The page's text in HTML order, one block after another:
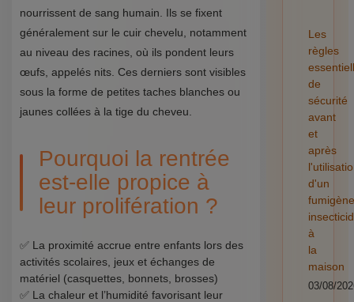
nourrissent de sang humain. Ils se fixent
généralement sur le cuir chevelu, notamment
au niveau des racines, où ils pondent leurs
œufs, appelés nits. Ces derniers sont visibles
sous la forme de petites taches blanches ou
jaunes collées à la tige du cheveu.
Pourquoi la rentrée
est-elle propice à
leur prolifération ?
✅ La proximité accrue entre enfants lors des
activités scolaires, jeux et échanges de
matériel (casquettes, bonnets, brosses)
✅ La chaleur et l’humidité favorisant leur
Les
règles
de
sécurité
avant
et
après
d'un
fumigène
à
la
maison
03/08/